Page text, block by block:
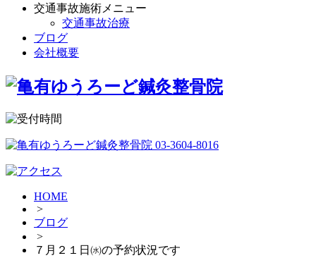
交通事故施術メニュー
交通事故治療
ブログ
会社概要
HOME
>
ブログ
>
７月２１日㈬の予約状況です